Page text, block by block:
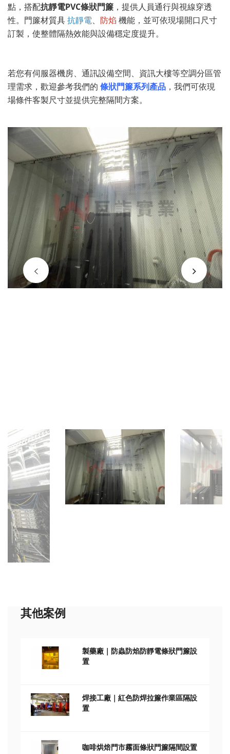
點，搭配抗靜電PVC條狀門簾 ，提供人員通行與視線穿透
性。門簾材質具抗靜電、 防焰 機能，並可依現場開口尺寸
訂製，使整體隔熱效能與設備穩定度提升。
若您有伺服器機房、通訊設備空間、資訊大樓等空調分區管
理需求，歡迎參考我們的 條狀門簾系列產品 ，我們可依現
場條件客製尺寸並提供完整隔間方案。
其他案例
製藥廠｜防蟲防焰防靜電條狀門簾設
置
焊接工廠｜紅色防焊拉簾作業區隔設
置
咖啡烘焙門市霧面條狀門簾隔間設置